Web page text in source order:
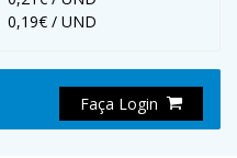
0,19€ / UND
Faça Login